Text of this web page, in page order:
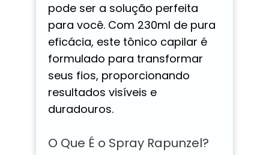
pode ser a solução perfeita
para você. Com 230ml de pura
eficácia, este tônico capilar é
formulado para transformar
seus fios, proporcionando
resultados visíveis e
duradouros.
O Que É o Spray Rapunzel?